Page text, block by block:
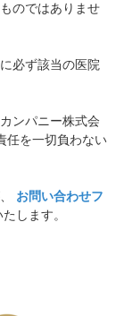
のではありませ
必ず該当の医院
ンパニー株式会
任を一切負わない
お問い合わせフ
します。